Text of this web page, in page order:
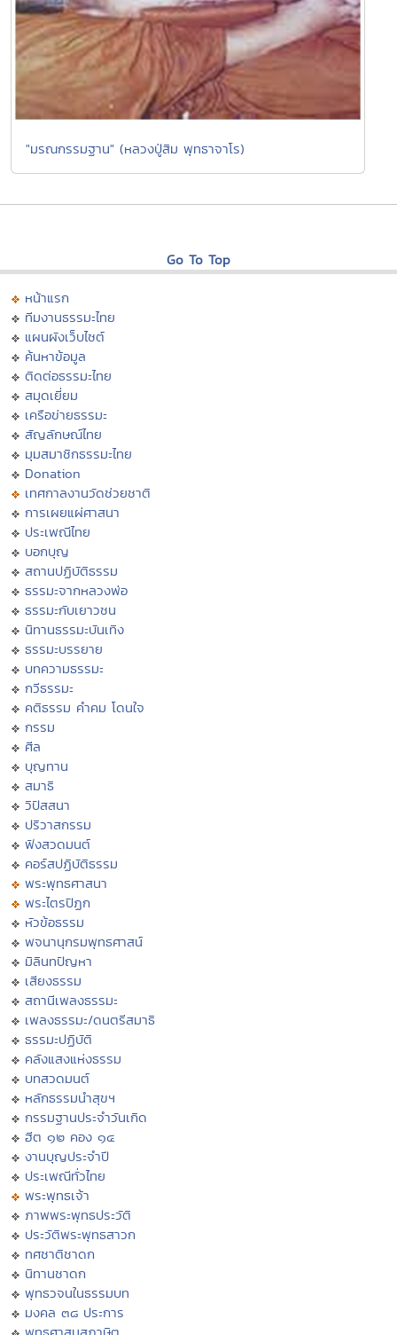
"มรณกรรมฐาน" (หลวงปู่สิม พุทธาจาโร)
Go To Top
หน้าแรก
ทีมงานธรรมะไทย
แผนผังเว็บไซต์
ค้นหาข้อมูล
ติดต่อธรรมะไทย
สมุดเยี่ยม
เครือข่ายธรรมะ
สัญลักษณ์ไทย
มุมสมาชิกธรรมะไทย
Donation
เทศกาลงานวัดช่วยชาติ
การเผยแผ่ศาสนา
ประเพณีไทย
บอกบุญ
สถานปฏิบัติธรรม
ธรรมะจากหลวงพ่อ
ธรรมะกับเยาวชน
นิทานธรรมะบันเทิง
ธรรมะบรรยาย
บทความธรรมะ
กวีธรรมะ
คติธรรม คำคม โดนใจ
กรรม
ศีล
บุญทาน
สมาธิ
วิปัสสนา
ปริวาสกรรม
ฟังสวดมนต์
คอร์สปฏิบัติธรรม
พระพุทธศาสนา
พระไตรปิฏก
หัวข้อธรรม
พจนานุกรมพุทธศาสน์
มิลินทปัญหา
เสียงธรรม
สถานีเพลงธรรมะ
เพลงธรรมะ/ดนตรีสมาธิ
ธรรมะปฏิบัติ
คลังแสงแห่งธรรม
บทสวดมนต์
หลักธรรมนำสุขฯ
กรรมฐานประจำวันเกิด
ฮีต ๑๒ คอง ๑๔
งานบุญประจำปี
ประเพณีทั่วไทย
พระพุทธเจ้า
ภาพพระพุทธประวัติ
ประวัติพระพุทธสาวก
ทศชาติชาดก
นิทานชาดก
พุทธวจนในธรรมบท
มงคล ๓๘ ประการ